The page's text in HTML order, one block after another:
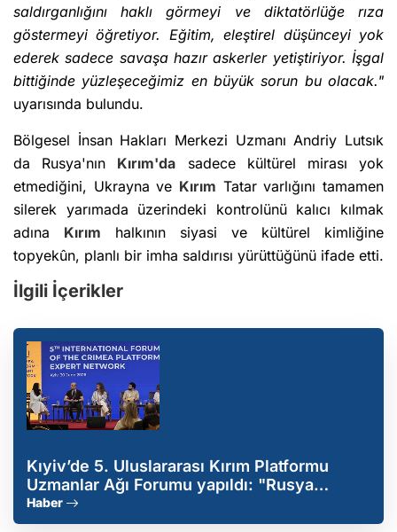
saldırganlığını haklı görmeyi ve diktatörlüğe rıza
göstermeyi öğretiyor. Eğitim, eleştirel düşünceyi yok
ederek sadece savaşa hazır askerler yetiştiriyor. İşgal
bittiğinde yüzleşeceğimiz en büyük sorun bu olacak."
uyarısında bulundu.
Bölgesel İnsan Hakları Merkezi Uzmanı Andriy Lutsık
da Rusya'nın Kırım'da sadece kültürel mirası yok
etmediğini, Ukrayna ve Kırım Tatar varlığını tamamen
silerek yarımada üzerindeki kontrolünü kalıcı kılmak
adına Kırım halkının siyasi ve kültürel kimliğine
topyekûn, planlı bir imha saldırısı yürüttüğünü ifade etti.
İlgili İçerikler
Kıyiv’de 5. Uluslararası Kırım Platformu
Uzmanlar Ağı Forumu yapıldı: "Rusya
diplomasiye hazır değilse ordumuz gerekeni
yapıyor"
Haber